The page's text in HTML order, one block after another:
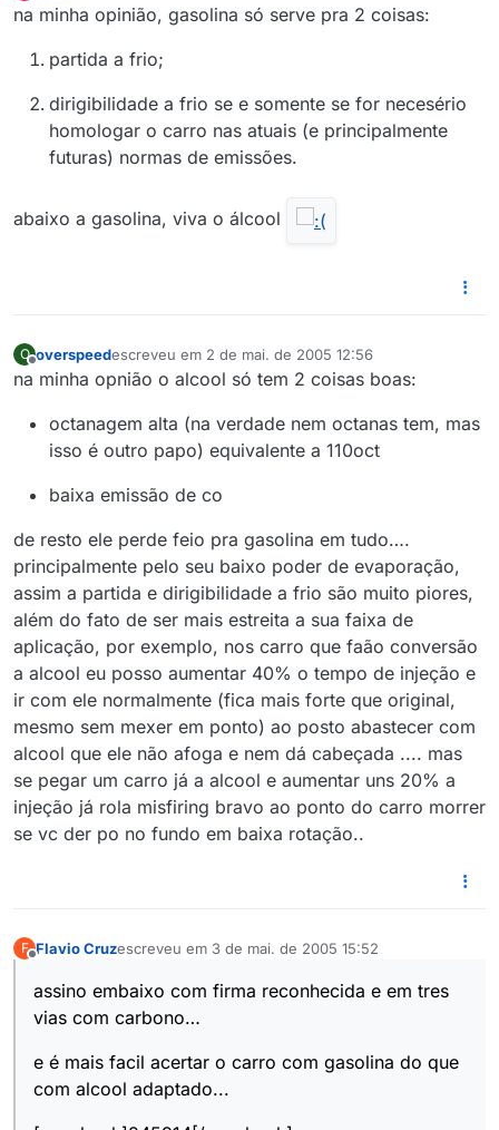
Offline
na minha opinião, gasolina só serve pra 2 coisas:
partida a frio;
dirigibilidade a frio se e somente se for necesério
homologar o carro nas atuais (e principalmente
futuras) normas de emissões.
abaixo a gasolina, viva o álcool
O
Offline
overspeedescreveu em 2 de mai. de 2005 12:56
última edição por
na minha opnião o alcool só tem 2 coisas boas:
octanagem alta (na verdade nem octanas tem, mas
isso é outro papo) equivalente a 110oct
baixa emissão de co
de resto ele perde feio pra gasolina em tudo….
principalmente pelo seu baixo poder de evaporação,
assim a partida e dirigibilidade a frio são muito piores,
além do fato de ser mais estreita a sua faixa de
aplicação, por exemplo, nos carro que faão conversão
a alcool eu posso aumentar 40% o tempo de injeção e
ir com ele normalmente (fica mais forte que original,
mesmo sem mexer em ponto) ao posto abastecer com
alcool que ele não afoga e nem dá cabeçada .... mas
se pegar um carro já a alcool e aumentar uns 20% a
injeção já rola misfiring bravo ao ponto do carro morrer
se vc der po no fundo em baixa rotação..
F Flavio Cruzescreveu em 3 de mai. de 2005 15:52
última edição por
assino embaixo com firma reconhecida e em tres
vias com carbono…
e é mais facil acertar o carro com gasolina do que
com alcool adaptado...